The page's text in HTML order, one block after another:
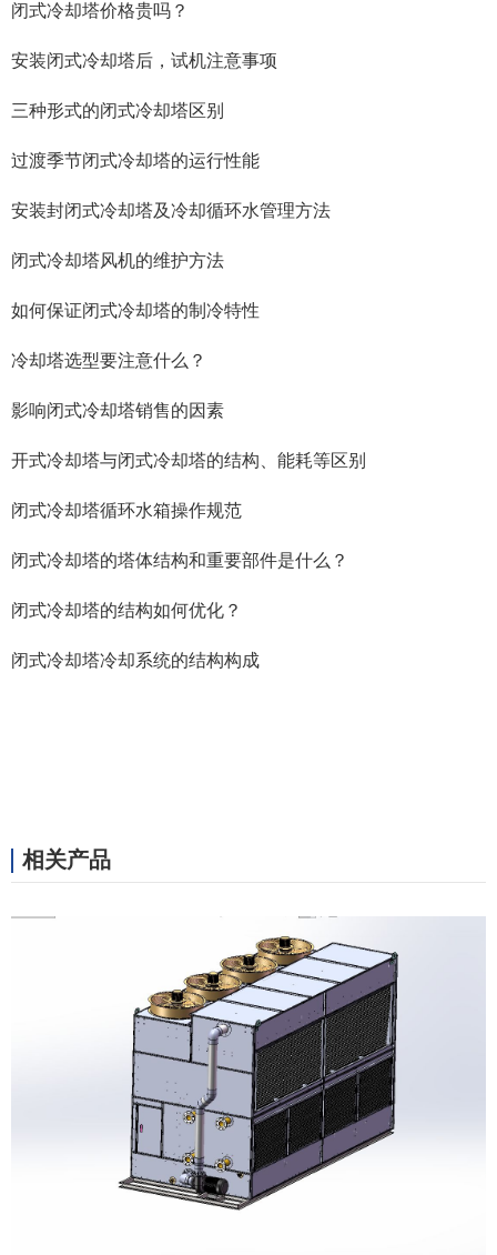
闭式冷却塔价格贵吗？
安装闭式冷却塔后，试机注意事项
三种形式的闭式冷却塔区别
过渡季节闭式冷却塔的运行性能
安装封闭式冷却塔及冷却循环水管理方法
闭式冷却塔风机的维护方法
如何保证闭式冷却塔的制冷特性
冷却塔选型要注意什么？
影响闭式冷却塔销售的因素
开式冷却塔与闭式冷却塔的结构、能耗等区别
闭式冷却塔循环水箱操作规范
闭式冷却塔的塔体结构和重要部件是什么？
闭式冷却塔的结构如何优化？
闭式冷却塔冷却系统的结构构成
相关产品